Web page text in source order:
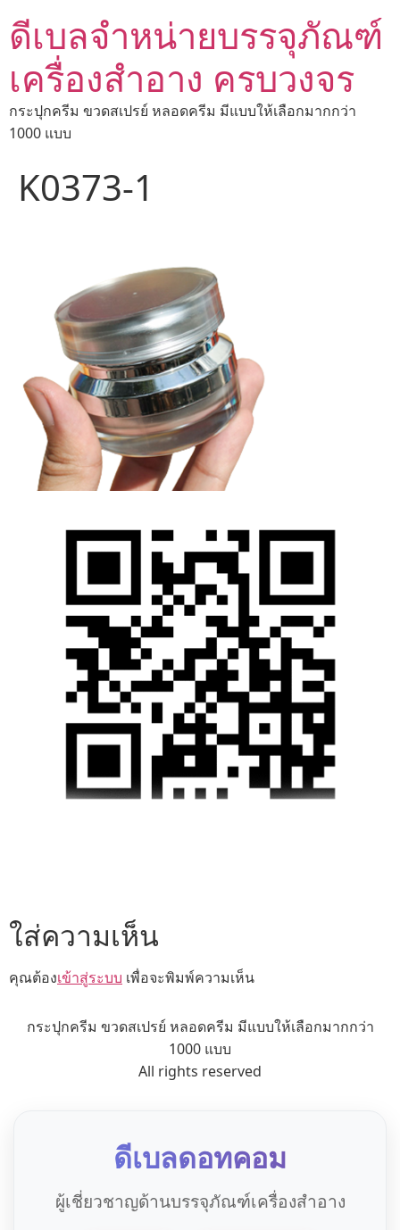
ดีเบลจำหน่ายบรรจุภัณฑ์
เครื่องสำอาง ครบวงจร
กระปุกครีม ขวดสเปรย์ หลอดครีม มีแบบให้เลือกมากกว่า
1000 แบบ
K0373-1
ใส่ความเห็น
คุณต้องเข้าสู่ระบบ เพื่อจะพิมพ์ความเห็น
กระปุกครีม ขวดสเปรย์ หลอดครีม มีแบบให้เลือกมากกว่า
1000 แบบ
All rights reserved
ดีเบลดอทคอม
ผู้เชี่ยวชาญด้านบรรจุภัณฑ์เครื่องสำอาง